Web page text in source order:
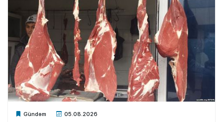
Gündəm 05.08.2026
Xalq.Online